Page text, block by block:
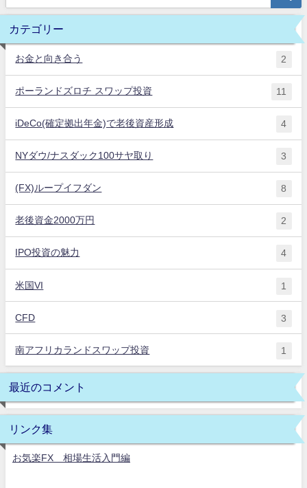
カテゴリー
お金と向き合う 2
ポーランドズロチ スワップ投資 11
iDeCo(確定拠出年金)で老後資産形成 4
NYダウ/ナスダック100サヤ取り 3
(FX)ループイフダン 8
老後資金2000万円 2
IPO投資の魅力 4
米国VI 1
CFD 3
南アフリカランドスワップ投資 1
最近のコメント
リンク集
お気楽FX 相場生活入門編